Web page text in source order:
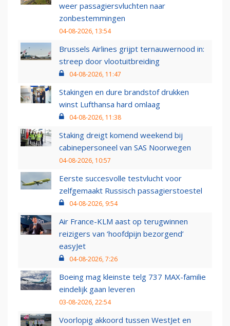
weer passagiersvluchten naar
zonbestemmingen
04-08-2026, 13:54
Brussels Airlines grijpt ternauwernood in:
streep door vlootuitbreiding
04-08-2026, 11:47
Stakingen en dure brandstof drukken
winst Lufthansa hard omlaag
04-08-2026, 11:38
Staking dreigt komend weekend bij
cabinepersoneel van SAS Noorwegen
04-08-2026, 10:57
Eerste succesvolle testvlucht voor
zelfgemaakt Russisch passagierstoestel
04-08-2026, 9:54
Air France-KLM aast op terugwinnen
reizigers van ‘hoofdpijn bezorgend’
easyJet
04-08-2026, 7:26
Boeing mag kleinste telg 737 MAX-familie
eindelijk gaan leveren
03-08-2026, 22:54
Voorlopig akkoord tussen WestJet en